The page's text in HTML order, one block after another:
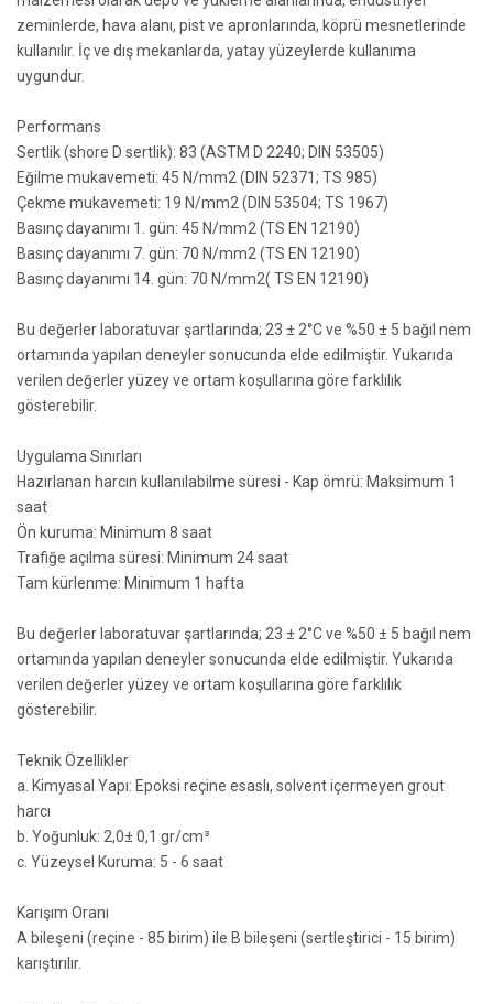
zeminlerde, hava alanı, pist ve apronlarında, köprü mesnetlerinde
kullanılır. İç ve dış mekanlarda, yatay yüzeylerde kullanıma
uygundur.
Performans
Sertlik (shore D sertlik): 83 (ASTM D 2240; DIN 53505)
Eğilme mukavemeti: 45 N/mm2 (DIN 52371; TS 985)
Çekme mukavemeti: 19 N/mm2 (DIN 53504; TS 1967)
Basınç dayanımı 1. gün: 45 N/mm2 (TS EN 12190)
Basınç dayanımı 7. gün: 70 N/mm2 (TS EN 12190)
Basınç dayanımı 14. gün: 70 N/mm2( TS EN 12190)
Bu değerler laboratuvar şartlarında; 23 ± 2°C ve %50 ± 5 bağıl nem
ortamında yapılan deneyler sonucunda elde edilmiştir. Yukarıda
verilen değerler yüzey ve ortam koşullarına göre farklılık
gösterebilir.
Uygulama Sınırları
Hazırlanan harcın kullanılabilme süresi - Kap ömrü: Maksimum 1
saat
Ön kuruma: Minimum 8 saat
Trafiğe açılma süresi: Minimum 24 saat
Tam kürlenme: Minimum 1 hafta
Bu değerler laboratuvar şartlarında; 23 ± 2°C ve %50 ± 5 bağıl nem
ortamında yapılan deneyler sonucunda elde edilmiştir. Yukarıda
verilen değerler yüzey ve ortam koşullarına göre farklılık
gösterebilir.
Teknik Özellikler
a. Kimyasal Yapı: Epoksi reçine esaslı, solvent içermeyen grout
harcı
b. Yoğunluk: 2,0± 0,1 gr/cm³
c. Yüzeysel Kuruma: 5 - 6 saat
Karışım Oranı
A bileşeni (reçine - 85 birim) ile B bileşeni (sertleştirici - 15 birim)
karıştırılır.